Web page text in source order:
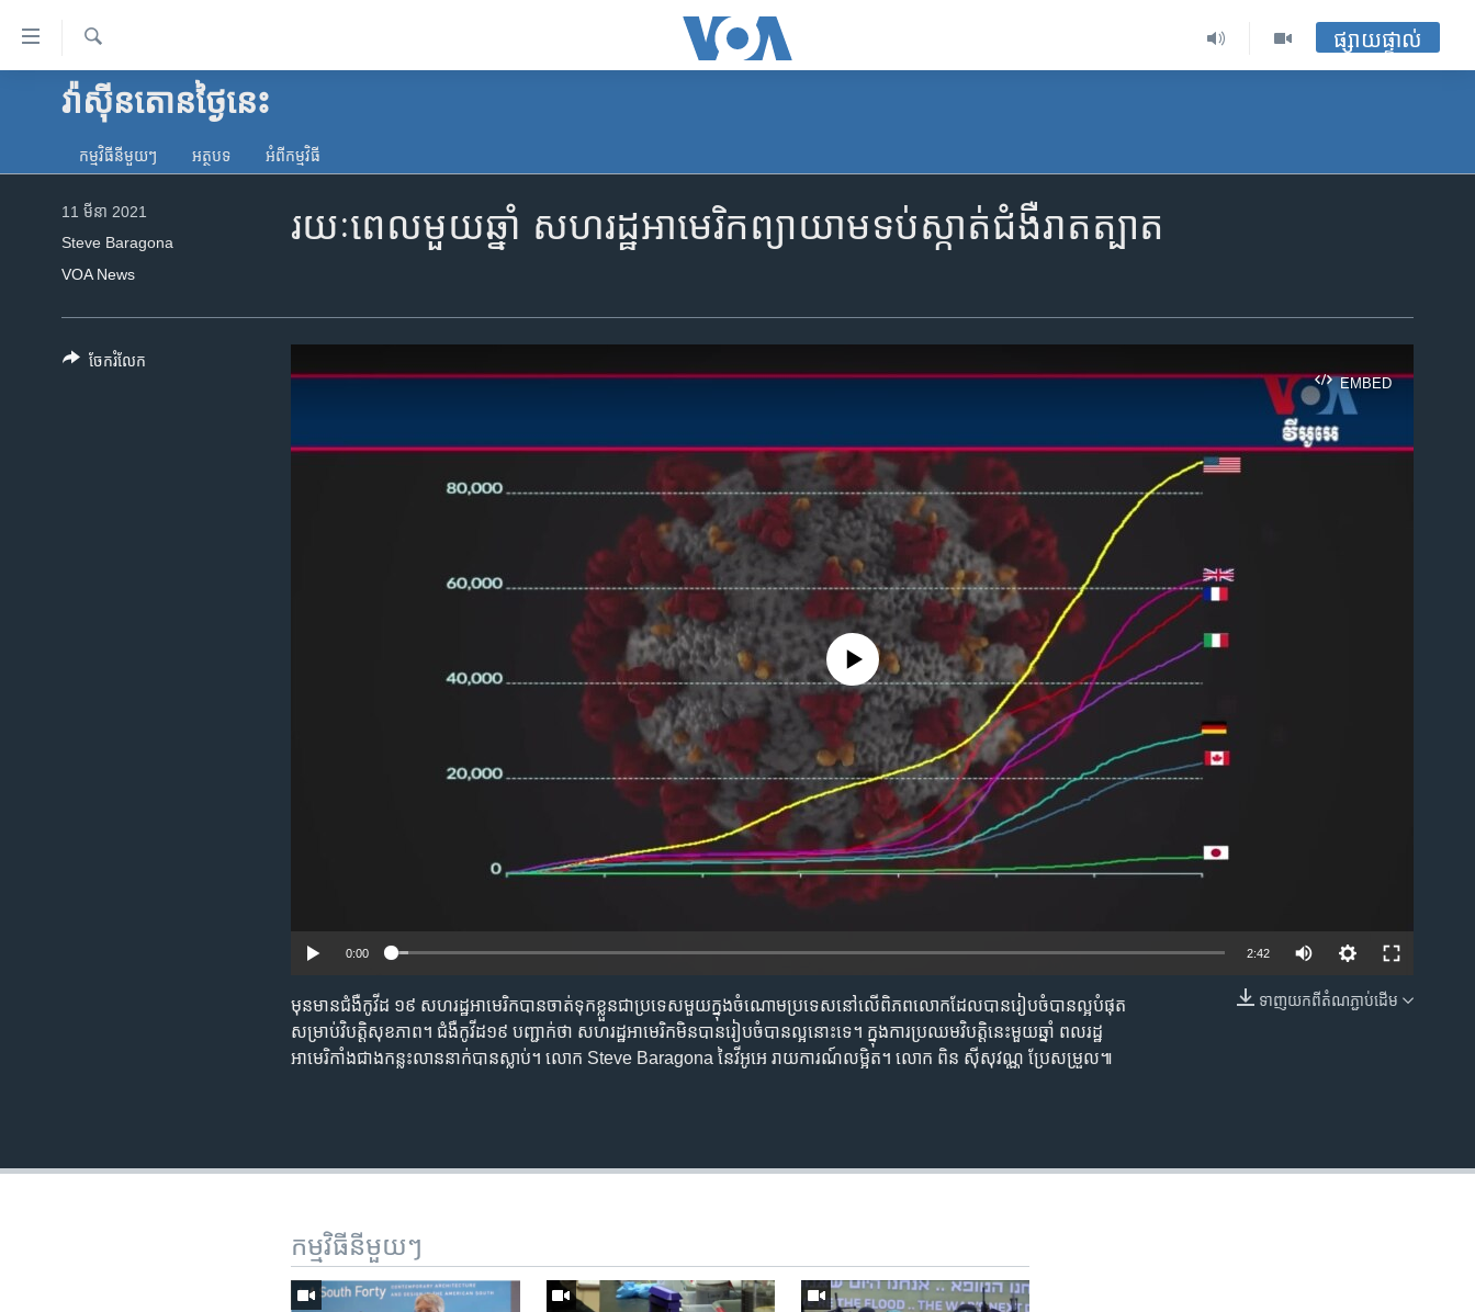
ទៅ​
គេហទំព័រ​
ទាក់ទង
និង​អាមេរិក
ស្វែង​
រក
ផ្សាយផ្ទាល់
វ៉ាស៊ីនតោន​ថ្ងៃ​នេះ
កម្មវិធី​នីមួយៗ អត្ថបទ​ អំពី​កម្មវិធី​
រយៈពេល​មួយ​ឆ្នាំ សហរដ្ឋ​អាមេរិក​ព្យាយាម​ទប់ស្កាត់​ជំងឺ​រាតត្បាត
11 មីនា 2021
Steve Baragona
VOA News
EMBED
EMBED
No media source currently available
0:00 2:42
ទាញ​យក​ពី​តំណភ្ជាប់​ដើម
មុនមាន​ជំងឺ​កូវីដ ១៩ សហរដ្ឋ​អាមេរិក​បាន​ចាត់ទុក​ខ្លួន​ជា​ប្រទេស​មួយ​ក្នុង​ចំណោម​ប្រទេស​នៅ​លើ​ពិភព​លោក​ដែល​បាន​រៀបចំ​បាន​ល្អ​បំផុត​
សម្រាប់​វិបត្តិ​សុខភាព។ ​ជំងឺ​កូវីដ១៩ ​បញ្ជាក់​ថា ​សហរដ្ឋ​អាមេរិក​មិន​បាន​រៀបចំ​បាន​ល្អ​នោះ​ទេ។​ ក្នុង​ការប្រឈម​វិបត្តិ​នេះ​មួយ​ឆ្នាំ​ ពលរដ្ឋ​
អាមេរិកាំង​ជាង​កន្លះ​លាន​នាក់​បាន​ស្លាប់។ ​លោក ​Steve Baragona ​នៃ​វីអូអេ​ រាយ​ការណ៍​លម្អិត។ ​លោក ពិន ស៊ីសុវណ្ណ​ ប្រែ​សម្រួល៕
ចែករំលែក
កម្មវិធី​នីមួយៗ